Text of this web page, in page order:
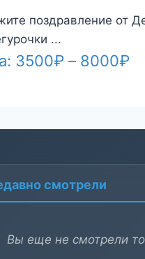
поздравление от
...
3500₽ – 8000₽
–
смотрели
Вы еще не смотрели